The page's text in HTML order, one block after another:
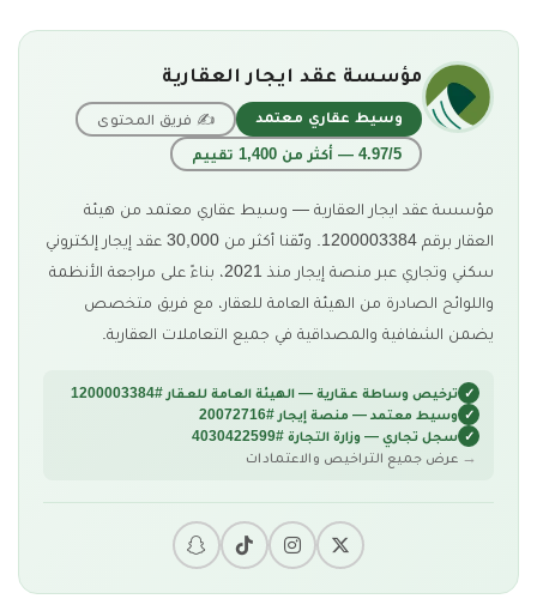
مؤسسة عقد ايجار العقارية
وسيط عقاري معتمد
✍ فريق المحتوى
4.97/5 — أكثر من 1,400 تقييم
مؤسسة عقد ايجار العقارية — وسيط عقاري معتمد من هيئة
العقار برقم 1200003384. وثّقنا أكثر من 30,000 عقد إيجار إلكتروني
سكني وتجاري عبر منصة إيجار منذ 2021، بناءً على مراجعة الأنظمة
واللوائح الصادرة من الهيئة العامة للعقار، مع فريق متخصص
يضمن الشفافية والمصداقية في جميع التعاملات العقارية.
ترخيص وساطة عقارية — الهيئة العامة للعقار #1200003384
وسيط معتمد — منصة إيجار #20072716
سجل تجاري — وزارة التجارة #4030422599
عرض جميع التراخيص والاعتمادات